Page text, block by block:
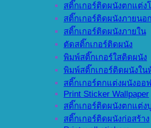
สติ๊กเกอร์ติดผนังตกแต่ง
สติ๊กเกอร์ติดผนังภายนอก
สติ๊กเกอร์ติดผนังภายใน
ตัดสติ๊กเกอร์ติดผนัง
พิมพ์สติ๊กเกอร์ใสติดผนัง
พิมพ์สติ๊กเกอร์ติดผนังใน
สติ๊กเกอร์ตกแต่งผนังออ
Print Sticker Wallpaper
สติ๊กเกอร์ติดผนังตกแต่ง
สติ๊กเกอร์ติดผนังก่อสร้าง